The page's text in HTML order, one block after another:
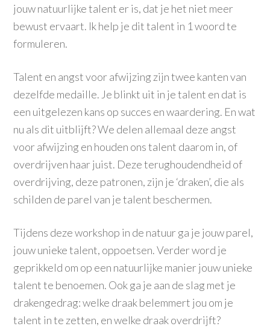
jouw natuurlijke talent er is, dat je het niet meer
bewust ervaart. Ik help je dit talent in 1 woord te
formuleren.
Talent en angst voor afwijzing zijn twee kanten van
dezelfde medaille. Je blinkt uit in je talent en dat is
een uitgelezen kans op succes en waardering. En wat
nu als dit uitblijft? We delen allemaal deze angst
voor afwijzing en houden ons talent daarom in, of
overdrijven haar juist. Deze terughoudendheid of
overdrijving, deze patronen, zijn je ‘draken’, die als
schilden de parel van je talent beschermen.
Tijdens deze workshop in de natuur ga je jouw parel,
jouw unieke talent, oppoetsen. Verder word je
geprikkeld om op een natuurlijke manier jouw unieke
talent te benoemen. Ook ga je aan de slag met je
drakengedrag: welke draak belemmert jou om je
talent in te zetten, en welke draak overdrijft?